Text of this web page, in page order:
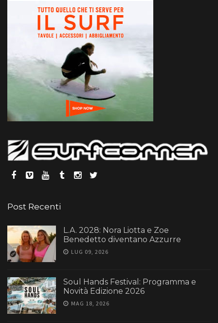
Post Recenti
L.A. 2028: Nora Liotta e Zoe
Benedetto diventano Azzurre
LUG 09, 2026
Soul Hands Festival: Programma e
Novità Edizione 2026
MAG 18, 2026